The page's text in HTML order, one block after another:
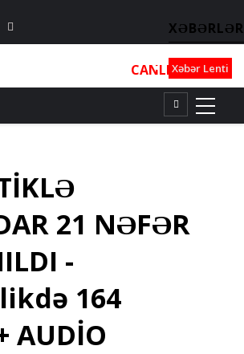
XƏBƏRLƏR
Xəbər Lenti
CANLI┃TV┃FM
21 NƏFƏR
-
164
AUDİO